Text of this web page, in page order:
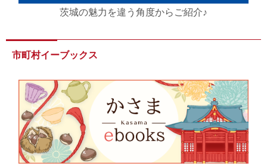
茨城の魅力を違う角度からご紹介♪
市町村イーブックス